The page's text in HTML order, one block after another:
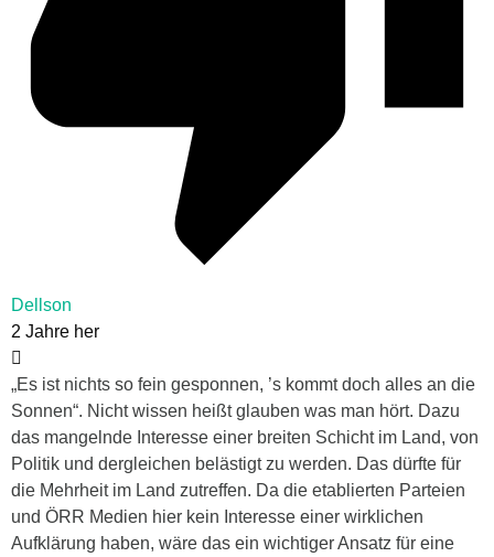
Dellson
2 Jahre her
„Es ist nichts so fein gesponnen, ’s kommt doch alles an die
Sonnen“. Nicht wissen heißt glauben was man hört. Dazu
das mangelnde Interesse einer breiten Schicht im Land, von
Politik und dergleichen belästigt zu werden. Das dürfte für
die Mehrheit im Land zutreffen. Da die etablierten Parteien
und ÖRR Medien hier kein Interesse einer wirklichen
Aufklärung haben, wäre das ein wichtiger Ansatz für eine